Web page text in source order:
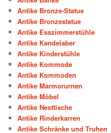
Antike Bronze-Statue
Antike Bronzestatue
Antike Esszimmerstühle
Antike Kandelaber
Antike Kinderstühle
Antike Kommode
Antike Kommoden
Antike Marmorurnen
Antike Möbel
Antike Nesttische
Antike Rinderkarren
Antike Schränke und Truhen